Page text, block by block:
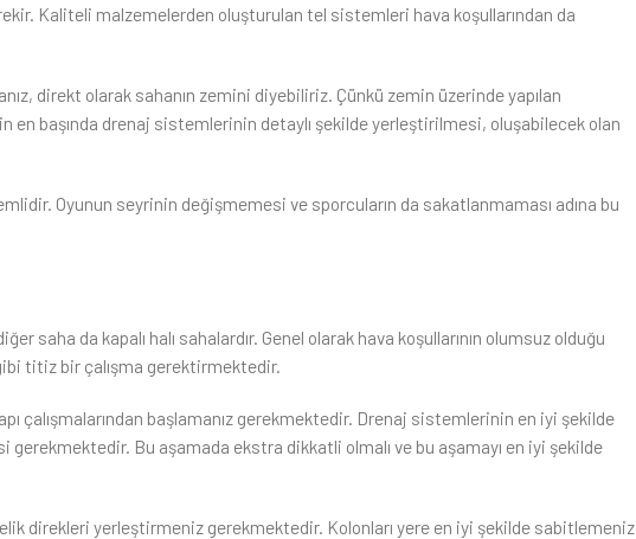
Kaliteli malzemelerden oluşturulan tel sistemleri hava koşullarından da
direkt olarak sahanın zemini diyebiliriz. Çünkü zemin üzerinde yapılan
en başında drenaj sistemlerinin detaylı şekilde yerleştirilmesi, oluşabilecek olan
Oyunun seyrinin değişmemesi ve sporcuların da sakatlanmaması adına bu
saha da kapalı halı sahalardır. Genel olarak hava koşullarının olumsuz olduğu
titiz bir çalışma gerektirmektedir.
çalışmalarından başlamanız gerekmektedir. Drenaj sistemlerinin en iyi şekilde
Bu aşamada ekstra dikkatli olmalı ve bu aşamayı en iyi şekilde
direkleri yerleştirmeniz gerekmektedir. Kolonları yere en iyi şekilde sabitlemeniz